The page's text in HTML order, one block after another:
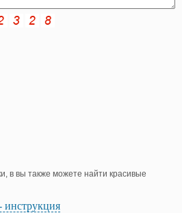
в вы также можете найти красивые
инструкция